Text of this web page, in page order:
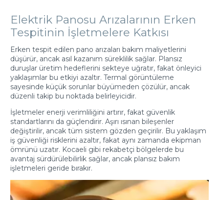
Elektrik Panosu Arızalarının Erken
Tespitinin İşletmelere Katkısı
Erken tespit edilen pano arızaları bakım maliyetlerini
düşürür, ancak asıl kazanım süreklilik sağlar. Plansız
duruşlar üretim hedeflerini sekteye uğratır, fakat önleyici
yaklaşımlar bu etkiyi azaltır. Termal görüntüleme
sayesinde küçük sorunlar büyümeden çözülür, ancak
düzenli takip bu noktada belirleyicidir.
İşletmeler enerji verimliliğini artırır, fakat güvenlik
standartlarını da güçlendirir. Aşırı ısınan bileşenler
değiştirilir, ancak tüm sistem gözden geçirilir. Bu yaklaşım
iş güvenliği risklerini azaltır, fakat aynı zamanda ekipman
ömrünü uzatır. Kocaeli gibi rekabetçi bölgelerde bu
avantaj sürdürülebilirlik sağlar, ancak plansız bakım
işletmeleri geride bırakır.